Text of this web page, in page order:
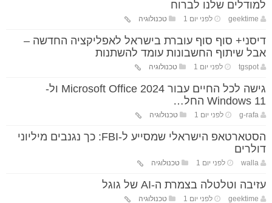
למודלים שלנו לברוח
geektime לפני יום 1 טכנולוגיה
דיסני+ סוף סוף עוברת בישראל לאפליקציה החדשה –
אבל שיתוף החשבונות עומד להשתנות
tgspot לפני יום 1 טכנולוגיה
גישה לכל החיים עבור Microsoft Office 2024 ול-
Windows 11 החל…
g-rafa לפני יום 1 טכנולוגיה
הסטארטאפ הישראלי שמסייע ל-FBI: כך נגנבים מיליוני
דולרים
walla לפני יום 1 טכנולוגיה
עזיבה וטלטלה בצמרת ה-AI של גוגל
geektime לפני יום 1 טכנולוגיה